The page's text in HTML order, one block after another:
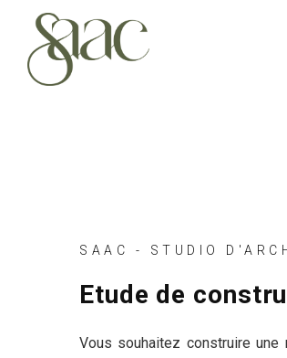
SAAC - STUDIO
Etude de
Vous souhaitez construire